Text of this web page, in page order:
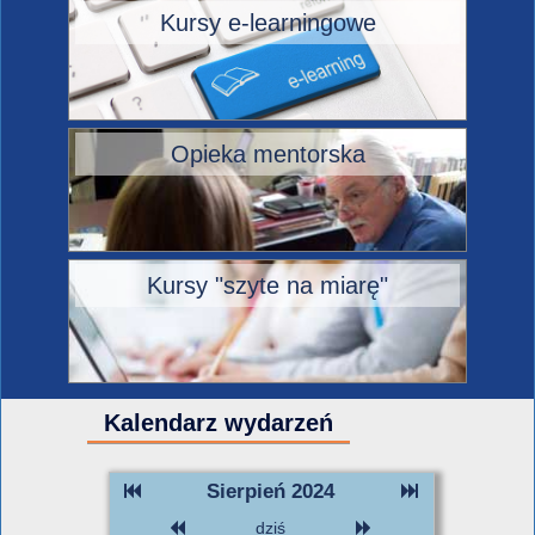
Kursy e-learningowe
Opieka mentorska
Kursy "szyte na miarę"
Kalendarz wydarzeń
Sierpień 2024
dziś